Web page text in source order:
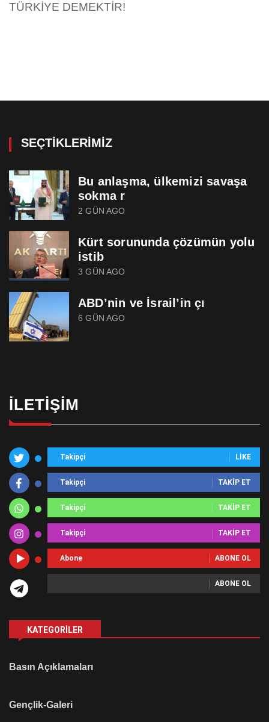
TÜRKİYE DEMEKTİR!
SEÇTIKLERIMIZ
Bu anlaşma, ülkemizi savaşa
sokma r
2 GÜN AGO
Kürt sorununda çözümün yolu
istib
3 GÜN AGO
ABD’nin ve İsrail’in çı
6 GÜN AGO
İLETIŞIM
Takipçi LIKE
Takipçi TAKIP ET
Takipçi TAKIP ET
Takipçi TAKIP ET
Abone ABONE OL
ABONE OL
KATEGORILER
Basın Açıklamaları
Gençlik-Galeri